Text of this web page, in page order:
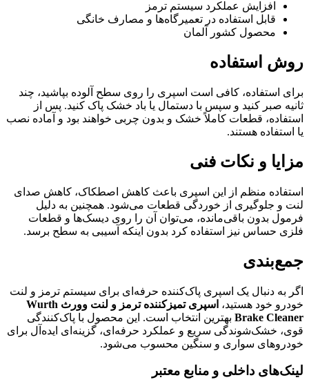
افزایش عملکرد سیستم ترمز
قابل استفاده در تعمیرگاه‌ها و مصارف خانگی
محصول کشور آلمان
روش استفاده
برای استفاده، کافی است اسپری را روی سطح آلوده بپاشید، چند
ثانیه صبر کنید و سپس با دستمال یا باد خشک پاک کنید. پس از
استفاده، قطعات کاملاً خشک و بدون چربی خواهند بود و آماده نصب
یا استفاده هستند.
مزایا و نکات فنی
استفاده منظم از این اسپری باعث کاهش اصطکاک، کاهش صدای
لنت و جلوگیری از خوردگی قطعات می‌شود. همچنین به دلیل
فرمول بدون باقی‌مانده، می‌توان آن را روی دیسک‌ها و قطعات
فلزی حساس نیز استفاده کرد بدون اینکه آسیبی به سطح برسد.
جمع‌بندی
اگر به دنبال یک اسپری پاک‌کننده حرفه‌ای برای سیستم ترمز و لنت
خودرو خود هستید،
اسپری تمیزکننده ترمز و لنت وورث Wurth
Brake Cleaner بهترین انتخاب است. این محصول با پاک‌کنندگی
قوی، خشک‌شوندگی سریع و عملکرد حرفه‌ای، گزینه‌ای ایده‌آل برای
خودروهای سواری و سنگین محسوب می‌شود.
لینک‌های داخلی و منابع معتبر